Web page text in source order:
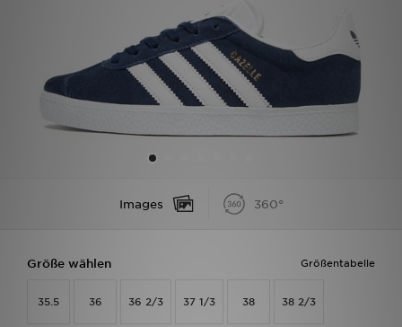
Images 360°
Größentabelle
Größe wählen
35.5 36 36 2/3 37 1/3 38 38 2/3
JD Exklusives
Fußball